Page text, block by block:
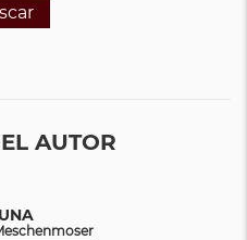
AUTOR